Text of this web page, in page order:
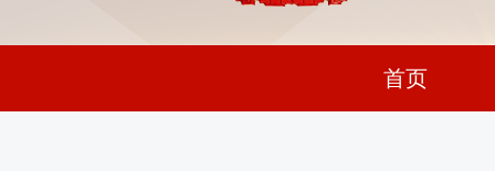
首页